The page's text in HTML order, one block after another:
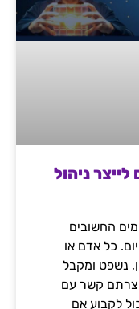
לייצר ניהול
החשובים
כל אדם או
נשפט ומקבל
קשר עם
לקבוע אם